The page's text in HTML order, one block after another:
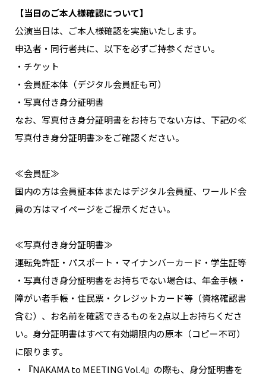
【当日のご本人様確認について】
公演当日は、ご本人様確認を実施いたします。
申込者・同行者共に、以下を必ずご持参ください。
・チケット
・会員証本体（デジタル会員証も可）
・写真付き身分証明書
なお、写真付き身分証明書をお持ちでない方は、下記の≪
写真付き身分証明書≫をご確認ください。
≪会員証≫
国内の方は会員証本体またはデジタル会員証、ワールド会
員の方はマイページをご提示ください。
≪写真付き身分証明書≫
運転免許証・パスポート・マイナンバーカード・学生証等
・写真付き身分証明書をお持ちでない場合は、年金手帳・
障がい者手帳・住民票・クレジットカード等（資格確認書
含む）、お名前を確認できるものを2点以上お持ちくださ
い。身分証明書はすべて有効期限内の原本（コピー不可）
に限ります。
・『NAKAMA to MEETING Vol.4』の際も、身分証明書を